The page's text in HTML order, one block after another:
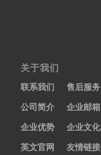
关于我们
联系我们
售后服务
公司简介
企业邮箱
企业优势
企业文化
英文官网
友情链接